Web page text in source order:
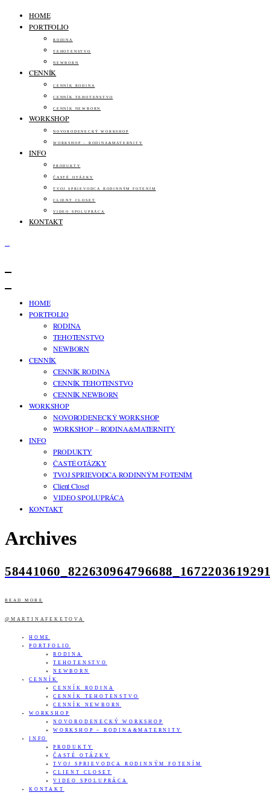
HOME
PORTFOLIO
RODINA
TEHOTENSTVO
NEWBORN
CENNÍK
CENNÍK RODINA
CENNÍK TEHOTENSTVO
CENNÍK NEWBORN
WORKSHOP
NOVORODENECKÝ WORKSHOP
WORKSHOP – RODINA&MATERNITY
INFO
PRODUKTY
ČASTÉ OTÁZKY
TVOJ SPRIEVODCA RODINNÝM FOTENÍM
CLIENT CLOSET
VIDEO SPOLUPRÁCA
KONTAKT
HOME
PORTFOLIO
RODINA
TEHOTENSTVO
NEWBORN
CENNÍK
CENNÍK RODINA
CENNÍK TEHOTENSTVO
CENNÍK NEWBORN
WORKSHOP
NOVORODENECKÝ WORKSHOP
WORKSHOP – RODINA&MATERNITY
INFO
PRODUKTY
ČASTÉ OTÁZKY
TVOJ SPRIEVODCA RODINNÝM FOTENÍM
Client Closet
VIDEO SPOLUPRÁCA
KONTAKT
Archives
READ MORE
@MARTINAFEKETOVA
HOME
PORTFOLIO
RODINA
TEHOTENSTVO
NEWBORN
CENNÍK
CENNÍK RODINA
CENNÍK TEHOTENSTVO
CENNÍK NEWBORN
WORKSHOP
NOVORODENECKÝ WORKSHOP
WORKSHOP – RODINA&MATERNITY
INFO
PRODUKTY
ČASTÉ OTÁZKY
TVOJ SPRIEVODCA RODINNÝM FOTENÍM
CLIENT CLOSET
VIDEO SPOLUPRÁCA
KONTAKT